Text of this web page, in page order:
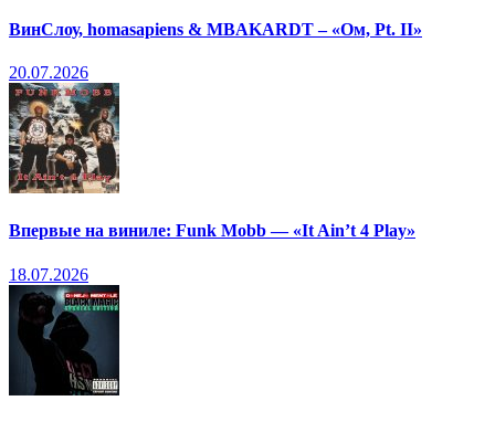
ВинСлоу, homasapiens & MBAKARDT – «Ом, Pt. II»
20.07.2026
Впервые на виниле: Funk Mobb — «It Ain’t 4 Play»
18.07.2026